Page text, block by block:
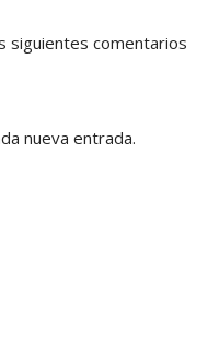
siguientes comentarios
nueva entrada.